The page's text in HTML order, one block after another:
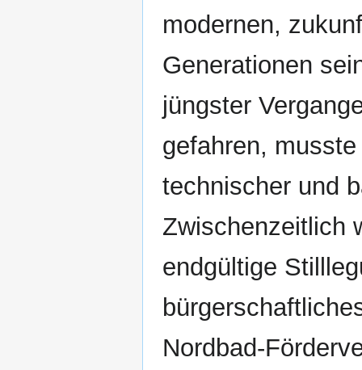
modernen,
Generationen
jüngster
gefahren,
technischer und
Zwischenzeitlich
endgültige
Nordbad-